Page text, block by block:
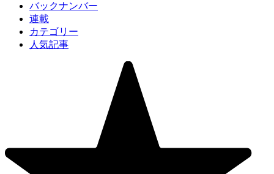
バックナンバー
連載
カテゴリー
人気記事